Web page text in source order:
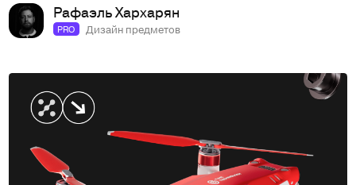
Рафаэль Хархарян
PRO Дизайн предметов